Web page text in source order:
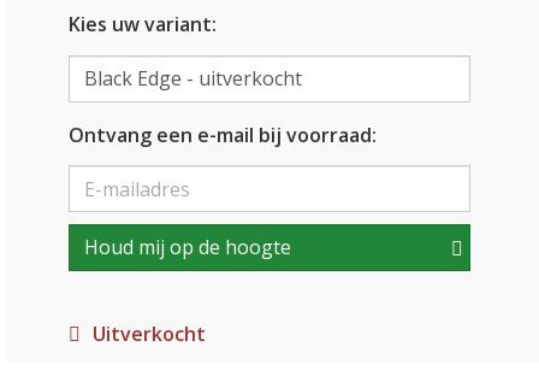
Kies uw variant:
Ontvang een e-mail bij voorraad:
Houd mij op de hoogte
Uitverkocht